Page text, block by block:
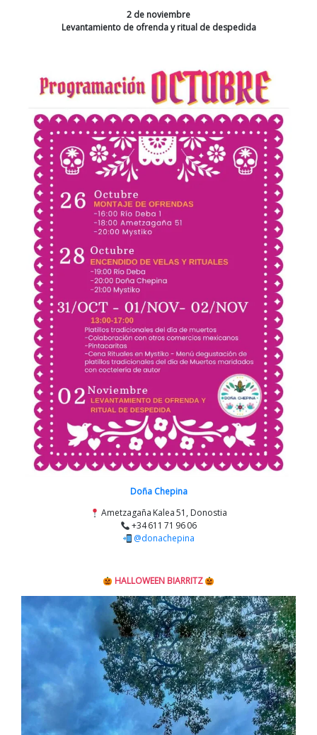
2 de noviembre
Levantamiento de ofrenda y ritual de despedida
Doña Chepina
Ametzagaña Kalea 51, Donostia
+34 611 71 96 06
@donachepina
HALLOWEEN BIARRITZ